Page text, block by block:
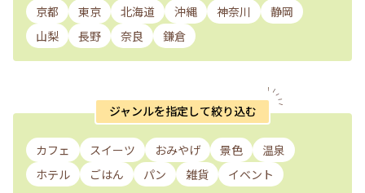
京都 東京 北海道 沖縄 神奈川
静岡
山梨
長野 奈良 鎌倉
ジャンルを指定して絞り込む
カフェ スイーツ おみやげ 景色
温泉
ホテル
ごはん パン 雑貨 イベント